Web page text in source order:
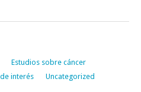
Estudios sobre cáncer
interés
Uncategorized